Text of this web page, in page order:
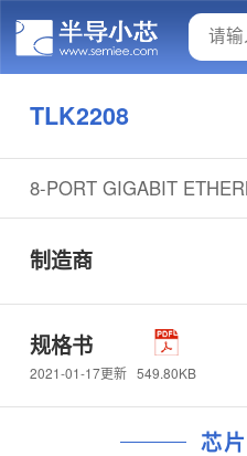
TLK2208
8-PORT GIGABIT
制造商
规格书
2021-01-17更新 549.80KB
芯